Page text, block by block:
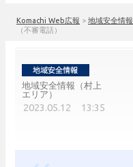
Komachi Web広報 > 地域安全情報
（不審電話）
地域安全情報（村上
エリア）
2023.05.12 13:35